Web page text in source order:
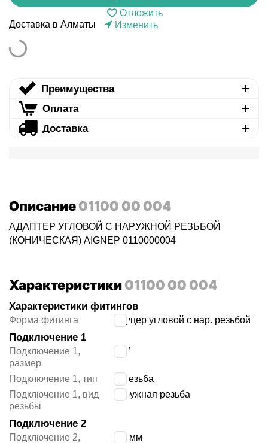
Отложить
Доставка в Алматы
Изменить
Преимущества
Оплата
Доставка
Описание01100 00 004
АДАПТЕР УГЛОВОЙ С НАРУЖНОЙ РЕЗЬБОЙ
(КОНИЧЕСКАЯ) AIGNEP 0110000004
Характеристики01100 00 004
Характеристики фитингов
Форма фитинга штуцер угловой с нар. резьбой
Подключение 1
Подключение 1,
размер
1/4″
Подключение 1, тип
R резьба
Подключение 1, вид
резьбы
наружная резьба
Подключение 2
Подключение 2,
6/4 мм